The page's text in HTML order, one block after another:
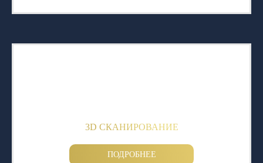
3D СКАНИРОВАНИЕ
ПОДРОБНЕЕ